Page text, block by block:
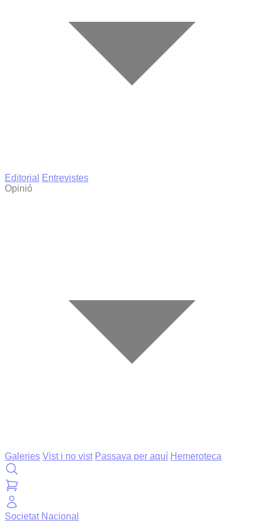
Editorial
Entrevistes
Opinió
Galeries Vist i no vist Passava per aquí Hemeroteca
Societat Nacional